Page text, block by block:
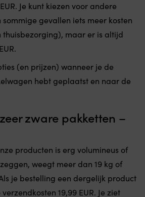
Je kunt kiezen voor andere
gevallen iets meer kosten
thuisbezorging), maar er is altijd
(en prijzen) wanneer je de
hebt geplaatst en naar de
zware pakketten –
producten is erg volumineus of
weegt meer dan 19 kg of
je bestelling een dergelijk product
19,99 EUR. Je ziet